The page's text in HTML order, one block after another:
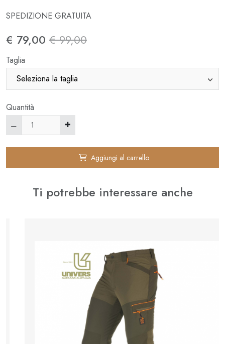
SPEDIZIONE GRATUITA
€ 79,00 € 99,00
Taglia
Quantità
✚
Aggiungi al carrello
Ti potrebbe interessare anche